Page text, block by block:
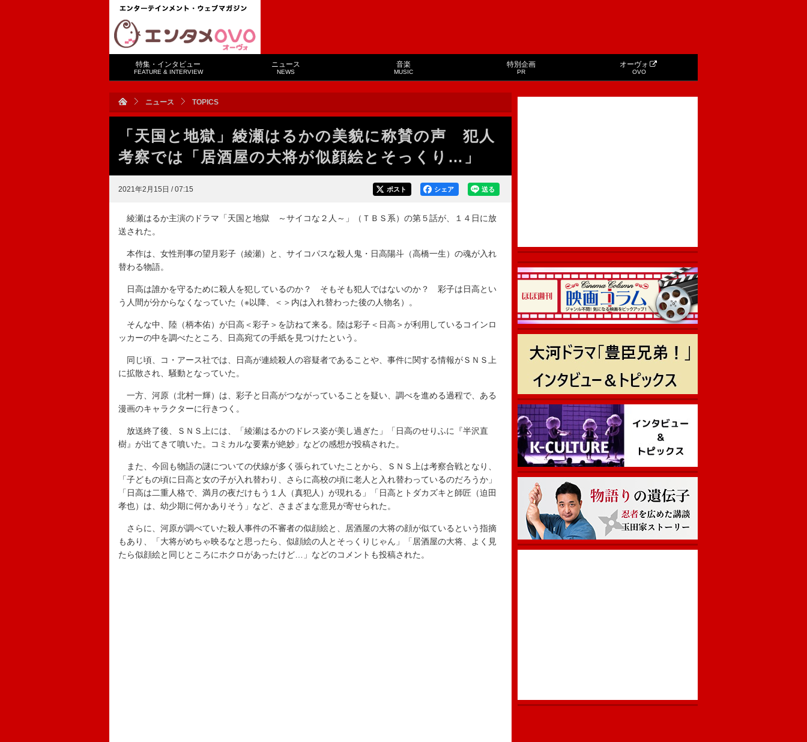
特集・インタビュー
FEATURE & INTERVIEW
ニュース
NEWS
音楽
MUSIC
特別企画
PR
オーヴォ
OVO
ニュース TOPICS
「天国と地獄」綾瀬はるかの美貌に称賛の声 犯人
考察では「居酒屋の大将が似顔絵とそっくり…」
2021年2月15日 / 07:15 送る
シェア
ポスト
綾瀬はるか主演のドラマ「天国と地獄 ～サイコな２人～」（ＴＢＳ系）の第５話が、１４日に放
送された。
本作は、女性刑事の望月彩子（綾瀬）と、サイコパスな殺人鬼・日高陽斗（高橋一生）の魂が入れ
替わる物語。
日高は誰かを守るために殺人を犯しているのか？ そもそも犯人ではないのか？ 彩子は日高とい
う人間が分からなくなっていた（※以降、＜＞内は入れ替わった後の人物名）。
そんな中、陸（柄本佑）が日高＜彩子＞を訪ねて来る。陸は彩子＜日高＞が利用しているコインロ
ッカーの中を調べたところ、日高宛ての手紙を見つけたという。
同じ頃、コ・アース社では、日高が連続殺人の容疑者であることや、事件に関する情報がＳＮＳ上
に拡散され、騒動となっていた。
一方、河原（北村一輝）は、彩子と日高がつながっていることを疑い、調べを進める過程で、ある
漫画のキャラクターに行きつく。
放送終了後、ＳＮＳ上には、「綾瀬はるかのドレス姿が美し過ぎた」「日高のせりふに『半沢直
樹』が出てきて噴いた。コミカルな要素が絶妙」などの感想が投稿された。
また、今回も物語の謎についての伏線が多く張られていたことから、ＳＮＳ上は考察合戦となり、
「子どもの頃に日高と女の子が入れ替わり、さらに高校の頃に老人と入れ替わっているのだろうか」
「日高は二重人格で、満月の夜だけもう１人（真犯人）が現れる」「日高とトダカズキと師匠（迫田
孝也）は、幼少期に何かありそう」など、さまざまな意見が寄せられた。
さらに、河原が調べていた殺人事件の不審者の似顔絵と、居酒屋の大将の顔が似ているという指摘
もあり、「大将がめちゃ映るなと思ったら、似顔絵の人とそっくりじゃん」「居酒屋の大将、よく見
たら似顔絵と同じところにホクロがあったけど…」などのコメントも投稿された。